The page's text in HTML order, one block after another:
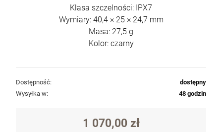
Klasa szczelności: IPX7
Wymiary: 40,4 × 25 × 24,7 mm
Masa: 27,5 g
Kolor: czarny
Dostępność:
dostępny
Wysyłka w:
48 godzin
1 070,00 zł